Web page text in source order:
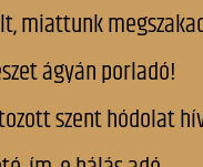
miattunk
ágyán porladó!
szent hódolat